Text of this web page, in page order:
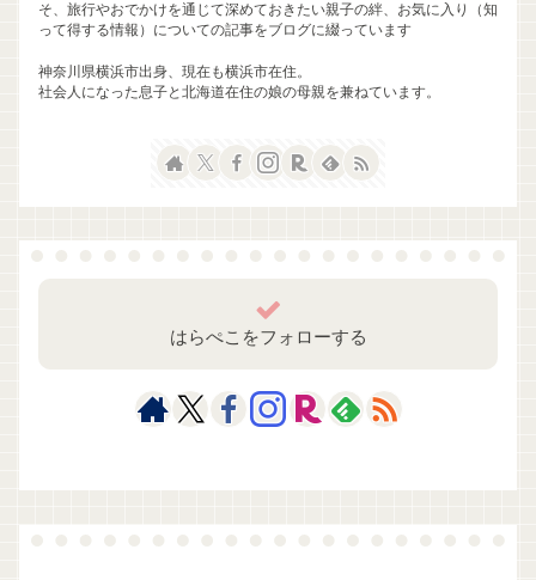
そ、旅行やおでかけを通じて深めておきたい親子の絆、お気に入り（知
って得する情報）についての記事をブログに綴っています
神奈川県横浜市出身、現在も横浜市在住。
社会人になった息子と北海道在住の娘の母親を兼ねています。
はらぺこをフォローする